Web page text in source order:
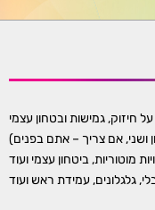
ושני, אם צריך – אתם בפנים)